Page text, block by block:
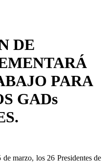
DE
PARA
GADs
marzo, los 26 Presidentes de